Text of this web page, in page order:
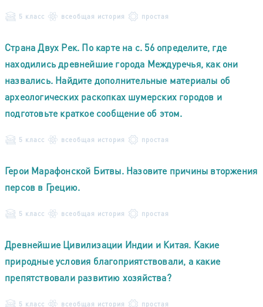
5 класс всеобщая история простая
Страна Двух Рек. По карте на с. 56 определите, где
находились древнейшие города Междуречья, как они
назвались. Найдите дополнительные материалы об
археологических раскопках шумерских городов и
подготовьте краткое сообщение об этом.
5 класс всеобщая история простая
Герои Марафонской Битвы. Назовите причины вторжения
персов в Грецию.
5 класс всеобщая история простая
Древнейшие Цивилизации Индии и Китая. Какие
природные условия благоприятствовали, а какие
препятствовали развитию хозяйства?
5 класс всеобщая история простая